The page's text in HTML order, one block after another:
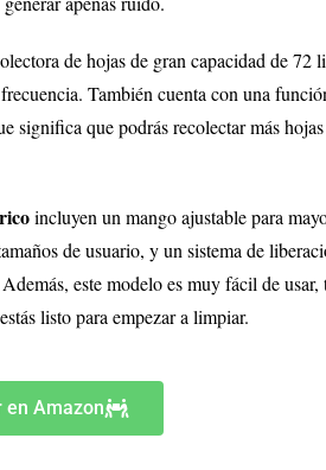
de hojas de gran capacidad de 72
También cuenta con una
significa que podrás recolectar más
incluyen un mango ajustable para
de usuario, y un sistema de
este modelo es muy fácil de
listo para empezar a limpiar.
en Amazon